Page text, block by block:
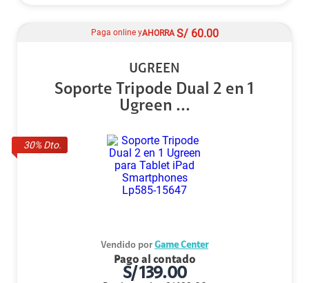
30% Dto.
Paga online yAHORRA S/ 60.00
UGREEN
Soporte Tripode Dual 2 en 1
Ugreen ...
Vendido por Game Center
Pago al contado
S/139.00